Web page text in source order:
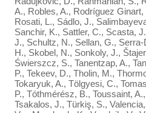
A., Robles, A., Rodríguez
Rosati, L., Sádlo, J.,
Sanchir, K., Sattler, C., Scasta,
J., Schultz, N., Sellan, G.,
H., Skobel, N., Sonkoly, J.,
Świerszcz, S., Tanentzap, A.,
P., Tekeev, D., Tholin, M.,
Tokaryuk, A., Tölgyesi, C.,
P., Tóthmérész, B., Toussaint,
Tsakalos, J., Türkiş, S.,